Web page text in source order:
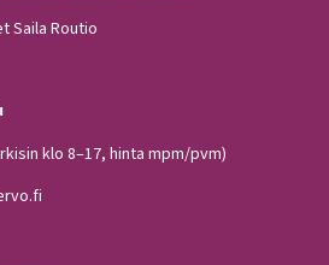
Saila Routio
klo 8–17, hinta mpm/pvm)